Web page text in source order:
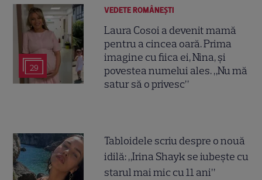
29
VEDETE ROMÂNEŞTI
Laura Cosoi a devenit mamă
pentru a cincea oară. Prima
imagine cu fiica ei, Nina, și
povestea numelui ales. „Nu mă
satur să o privesc”
Tabloidele scriu despre o nouă
idilă: „Irina Shayk se iubește cu
starul mai mic cu 11 ani”